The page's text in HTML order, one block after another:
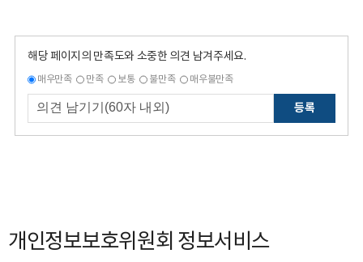
해당 페이지의 만족도와 소중한 의견 남겨주세요.
매우만족 만족 보통 불만족 매우불만족
등록
개인정보보호위원회 정보서비스